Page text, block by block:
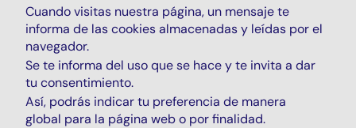
Cuando visitas nuestra página, un mensaje te
informa de las cookies almacenadas y leídas por el
navegador.
Se te informa del uso que se hace y te invita a dar
tu consentimiento.
Así, podrás indicar tu preferencia de manera
global para la página web o por finalidad.